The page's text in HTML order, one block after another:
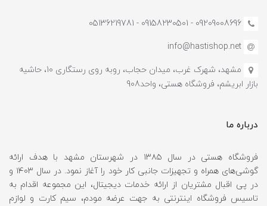
09209008696 - 09158230501 - 05136219781
info@hastishop.net
مشهد، شهرک غرب، میدان حجاب، روبه روی رستگاری 10، حاشیه
بازار ابریشم، فروشگاه هستی، واحد908
درباره ما
فروشگاه هستی در سال ۱۳۸۵ در شهرستان مشهد با هدف ارائه
گوشی‌های همراه و تجهیزات جانبی کار خود را آغاز نمود. در سال ۱۴۰۳ و
در پی اقبال مشتریان از ارائه خدمات دیجیتال، این مجموعه اقدام به
تاسیس فروشگاه اینترنتی به جهت عرضه مودم، سیم کارت و لوازم